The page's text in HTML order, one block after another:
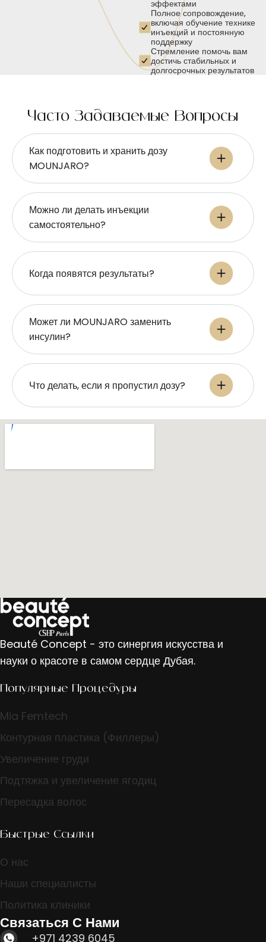
эффектами
Полное сопровождение,
включая обучение технике
инъекций и постоянную
поддержку
Стремление помочь вам
достичь стабильных и
долгосрочных результатов
Часто Задаваемые Вопросы
Как подготовить и хранить дозу
MOUNJARO?
Можно ли делать инъекции
самостоятельно?
Когда появятся результаты?
Может ли MOUNJARO заменить
инсулин?
Что делать, если я пропустил дозу?
Beauté Concept - это синергия искусства и
науки о красоте в самом сердце Дубая.
Популярные Процедуры
Mia Femtech
Контурная пластика (Филлеры)
Увеличение груди
Подтяжка и увеличение ягодиц
Пересадка волос
Быстрые Ссылки
О нас
Наши специалисты
Политика клиники
Связаться С Нами
+971 4239 6045